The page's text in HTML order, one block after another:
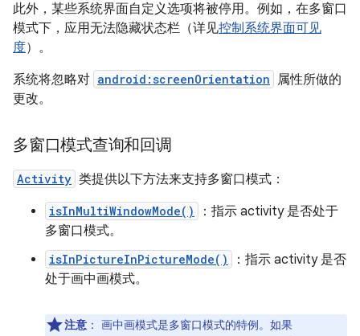
此外，某些系统界面自定义选项将被停用。例如，在多窗口
模式下，应用无法隐藏状态栏（详见控制系统界面可见
度）。
系统将忽略对 android:screenOrientation 属性所做的
更改。
多窗口模式查询和回调
Activity 类提供以下方法来支持多窗口模式：
isInMultiWindowMode()
：指示 activity 是否处于
多窗口模式。
isInPictureInPictureMode()
：指示 activity 是否
处于画中画模式。
注意 ： 画中画模式是多窗口模式的特例。如果